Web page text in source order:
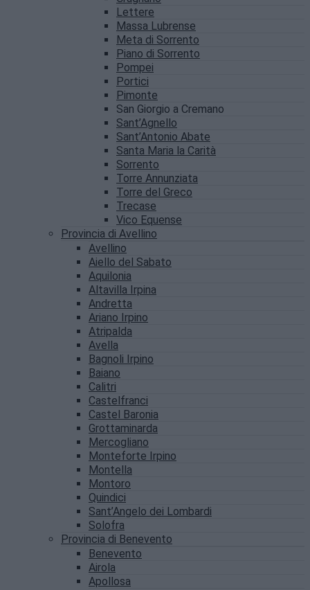
Lettere
Massa Lubrense
Meta di Sorrento
Piano di Sorrento
Pompei
Portici
Pimonte
San Giorgio a Cremano
Sant’Agnello
Sant’Antonio Abate
Santa Maria la Carità
Sorrento
Torre Annunziata
Torre del Greco
Trecase
Vico Equense
Provincia di Avellino
Avellino
Aiello del Sabato
Aquilonia
Altavilla Irpina
Andretta
Ariano Irpino
Atripalda
Avella
Bagnoli Irpino
Baiano
Calitri
Castelfranci
Castel Baronia
Grottaminarda
Mercogliano
Monteforte Irpino
Montella
Montoro
Quindici
Sant’Angelo dei Lombardi
Solofra
Provincia di Benevento
Benevento
Airola
Apollosa